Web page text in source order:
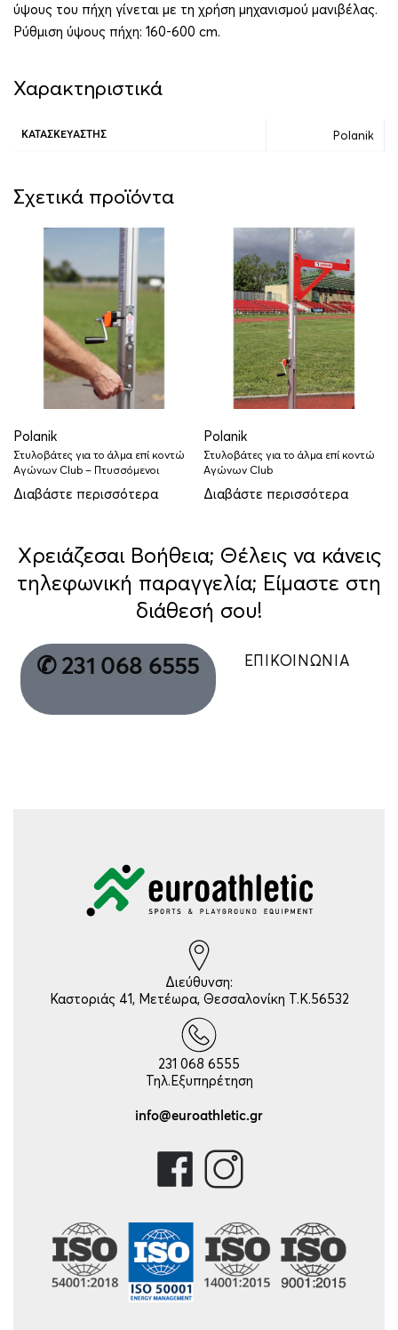
ύψους του πήχη γίνεται με τη χρήση μηχανισμού μανιβέλας.
Ρύθμιση ύψους πήχη: 160-600 cm.
Χαρακτηριστικά
ΚΑΤΑΣΚΕΥΑΣΤΉΣ Polanik
Σχετικά προϊόντα
Polanik
Στυλοβάτες για το άλμα επί κοντώ
Αγώνων Club – Πτυσσόμενοι
Διαβάστε περισσότερα
Polanik
Στυλοβάτες για το άλμα επί κοντώ
Αγώνων Club
Διαβάστε περισσότερα
Χρειάζεσαι Βοήθεια; Θέλεις να κάνεις
τηλεφωνική παραγγελία; Είμαστε στη
διάθεσή σου!
✆ 231 068 6555 ΕΠΙΚΟΙΝΩΝΙΑ
Διεύθυνση:
Καστοριάς 41, Μετέωρα, Θεσσαλονίκη Τ.Κ.56532
231 068 6555
Τηλ.Εξυπηρέτηση
info@euroathletic.gr